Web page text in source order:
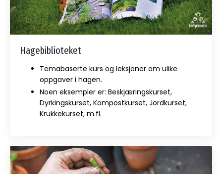
Hagebiblioteket
Temabaserte kurs og leksjoner om ulike
oppgaver i hagen.
Noen eksempler er: Beskjæringskurset,
Dyrkingskurset, Kompostkurset, Jordkurset,
Krukkekurset, m.fl.